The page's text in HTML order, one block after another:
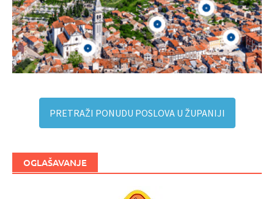
PRETRAŽI PONUDU POSLOVA U ŽUPANIJI
OGLAŠAVANJE